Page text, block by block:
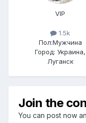
VIP
1.5k
Пол:Мужчина
Город: Украина,
Луганск
Join the
You can post now